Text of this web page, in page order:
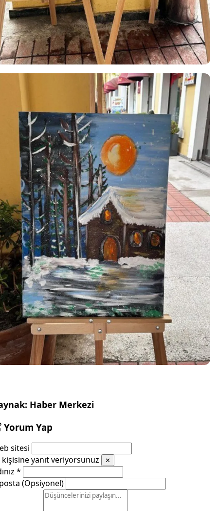
Haber Merkezi
Yorum Yap
sitesi
kişisine yanıt veriyorsunuz
✕
*
(Opsiyonel)